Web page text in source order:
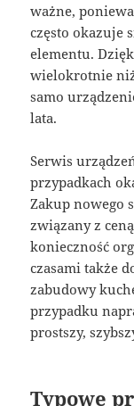
ważne,
często okazuje
elementu.
wielokrotnie
samo
lata.
Serwis
przypadkach
Zakup nowego
związany z
konieczność
czasami także
zabudowy
przypadku
prostszy,
Typowe